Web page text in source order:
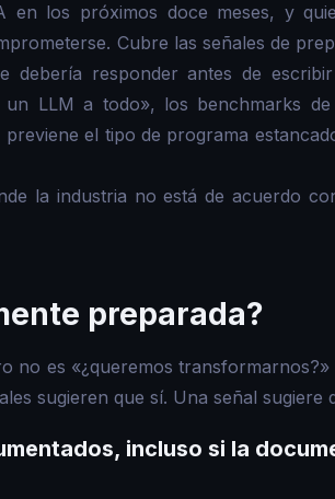
en los próximos doce meses, y
Cubre las señales de
debería responder antes de
un LLM a todo», los benchmarks
el tipo de programa
la industria no está de acuerdo
preparada?
no es «¿queremos transformarnos?»
sugieren que sí. Una señal sugiere
incluso si la